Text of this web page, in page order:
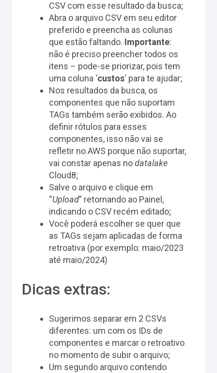
CSV com esse resultado da busca;
Abra o arquivo CSV em seu editor
preferido e preencha as colunas
que estão faltando. Importante:
não é preciso preencher todos os
itens – pode-se priorizar, pois tem
uma coluna ‘custos‘ para te ajudar;
Nos resultados da busca, os
componentes que não suportam
TAGs também serão exibidos. Ao
definir rótulos para esses
componentes, isso não vai se
refletir no AWS porque não suportar,
vai constar apenas nodatalake
Cloud8;
Salve o arquivo e clique em
“Upload” retornando ao Painel,
indicando o CSV recém editado;
Você poderá escolher se quer que
as TAGs sejam aplicadas de forma
retroativa (por exemplo: maio/2023
até maio/2024)
Dicas extras:
Sugerimos separar em 2 CSVs
diferentes: um com os IDs de
componentes e marcar o retroativo
no momento de subir o arquivo;
Um segundo arquivo contendo